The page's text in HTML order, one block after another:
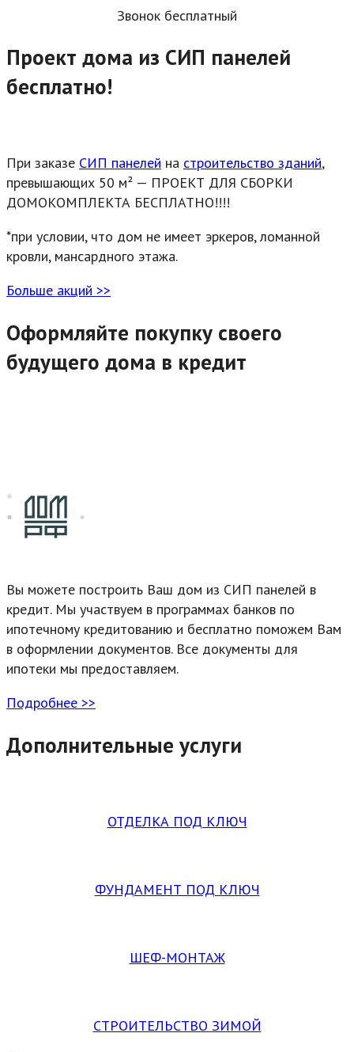
Звонок бесплатный
Проект дома из СИП панелей
бесплатно!
При заказе СИП панелей на строительство зданий,
превышающих 50 м² — ПРОЕКТ ДЛЯ СБОРКИ
ДОМОКОМПЛЕКТА БЕСПЛАТНО!!!!
*при условии, что дом не имеет эркеров, ломанной
кровли, мансардного этажа.
Больше акций >>
Оформляйте покупку своего
будущего дома в кредит
Вы можете построить Ваш дом из СИП панелей в
кредит. Мы участвуем в программах банков по
ипотечному кредитованию и бесплатно поможем Вам
в оформлении документов. Все документы для
ипотеки мы предоставляем.
Подробнее >>
Дополнительные услуги
ОТДЕЛКА ПОД КЛЮЧ
ФУНДАМЕНТ ПОД КЛЮЧ
ШЕФ-МОНТАЖ
СТРОИТЕЛЬСТВО ЗИМОЙ